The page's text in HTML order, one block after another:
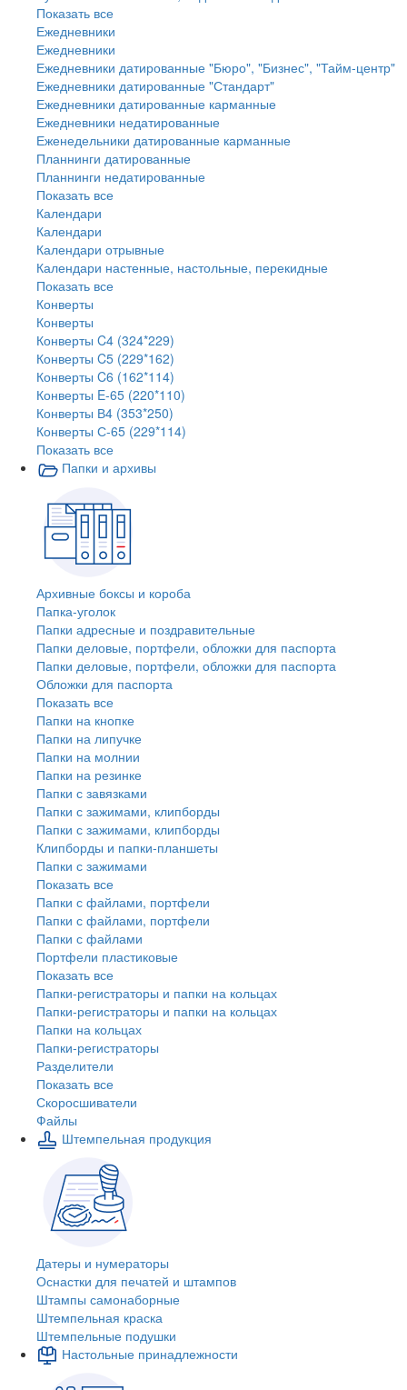
Показать все
Ежедневники
Ежедневники
Ежедневники датированные "Бюро", "Бизнес", "Тайм-центр"
Ежедневники датированные "Стандарт"
Ежедневники датированные карманные
Ежедневники недатированные
Еженедельники датированные карманные
Планнинги датированные
Планнинги недатированные
Показать все
Календари
Календари
Календари отрывные
Календари настенные, настольные, перекидные
Показать все
Конверты
Конверты
Конверты C4 (324*229)
Конверты C5 (229*162)
Конверты C6 (162*114)
Конверты E-65 (220*110)
Конверты В4 (353*250)
Конверты С-65 (229*114)
Показать все
Папки и архивы
Архивные боксы и короба
Папка-уголок
Папки адресные и поздравительные
Папки деловые, портфели, обложки для паспорта
Папки деловые, портфели, обложки для паспорта
Обложки для паспорта
Показать все
Папки на кнопке
Папки на липучке
Папки на молнии
Папки на резинке
Папки с завязками
Папки с зажимами, клипборды
Папки с зажимами, клипборды
Клипборды и папки-планшеты
Папки с зажимами
Показать все
Папки с файлами, портфели
Папки с файлами, портфели
Папки с файлами
Портфели пластиковые
Показать все
Папки-регистраторы и папки на кольцах
Папки-регистраторы и папки на кольцах
Папки на кольцах
Папки-регистраторы
Разделители
Показать все
Скоросшиватели
Файлы
Штемпельная продукция
Датеры и нумераторы
Оснастки для печатей и штампов
Штампы самонаборные
Штемпельная краска
Штемпельные подушки
Настольные принадлежности